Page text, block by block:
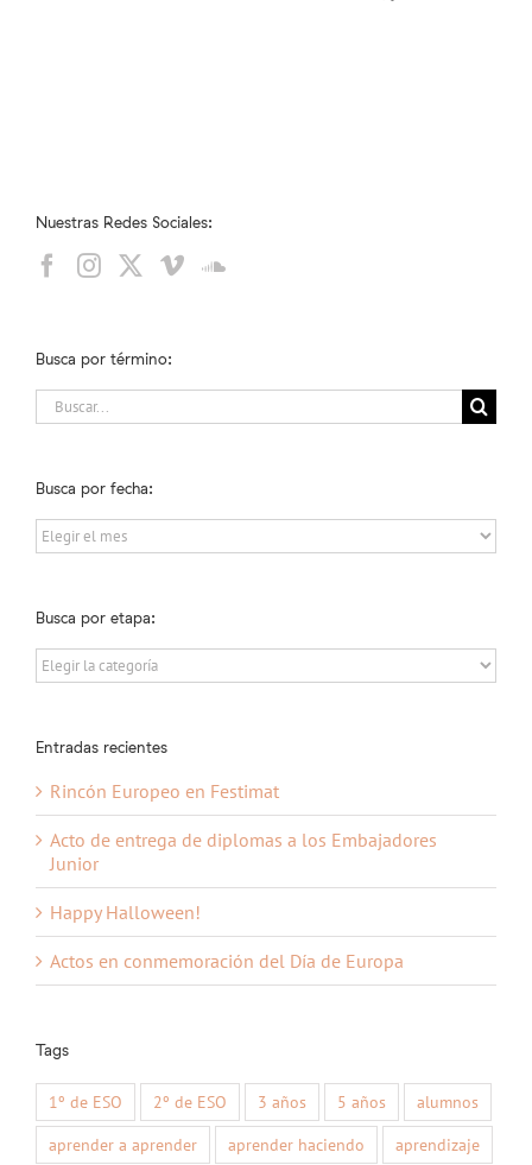
Nuestras Redes Sociales:
Busca por término:
Buscar:
Busca por fecha:
Busca
por
Busca por etapa:
Busca
por
Entradas recientes
Rincón Europeo en Festimat
Acto de entrega de diplomas a los Embajadores
Junior
Happy Halloween!
Actos en conmemoración del Día de Europa
Tags
1º de ESO 2º de ESO 3 años 5 años
alumnos
aprender a aprender
aprender haciendo aprendizaje